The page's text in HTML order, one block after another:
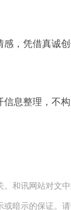
，凭借真诚
息整理，不
。和讯网站对文
暗示的保证。